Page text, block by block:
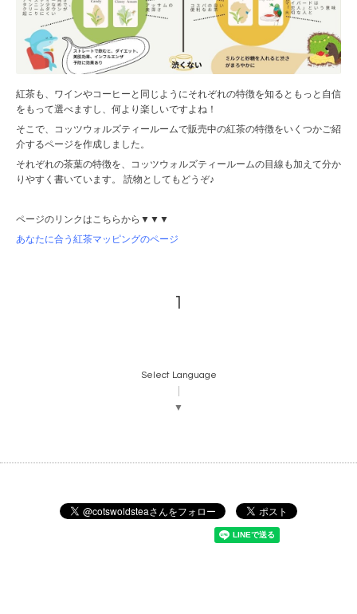
紅茶も、ワインやコーヒーと同じようにそれぞれの特徴を知るともっと自信
をもって選べますし、何より楽しいですよね！
そこで、コッツウォルズティールームで販売中の紅茶の特徴をいくつかご紹
介するページを作成しました。
それぞれの茶葉の特徴を、コッツウォルズティールームの目線も加えて分か
りやすく書いています。 読物としてもどうぞ♪
ページのリンクはこちらから▼▼▼
あなたに合う紅茶マッピングのページ
1
Select Language
▼